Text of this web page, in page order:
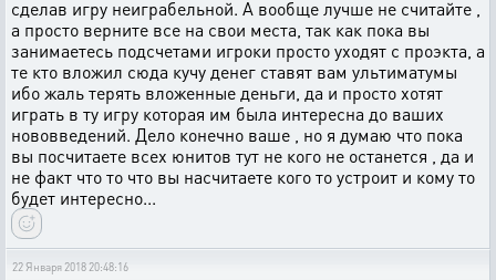
сделав игру неиграбельной. А вообще лучше не считайте ,
а просто верните все на свои места, так как пока вы
занимаетесь подсчетами игроки просто уходят с проэкта, а
те кто вложил сюда кучу денег ставят вам ультиматумы
ибо жаль терять вложенные деньги, да и просто хотят
играть в ту игру которая им была интересна до ваших
нововведений. Дело конечно ваше , но я думаю что пока
вы посчитаете всех юнитов тут не кого не останется , да и
не факт что то что вы насчитаете кого то устроит и кому то
будет интересно...
22 Января 2018 20:48:16